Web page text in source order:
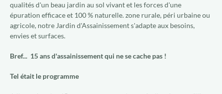
qualités d'un beau jardin au sol vivant et les forces d'une
épuration efficace et 100 % naturelle. zone rurale, péri urbaine ou
agricole, notre Jardin d'Assainissement s'adapte aux besoins,
envies et surfaces.
Bref... 15 ans d'assainissement qui ne se cache pas !
Tel était le programme